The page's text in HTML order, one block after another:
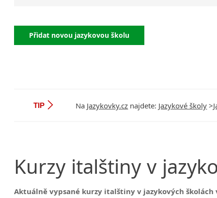
Přidat novou jazykovou školu
TIP Na Jazykovky.cz najdete: Jazykové školy >
Kurzy italštiny v
Aktuálně vypsané kurzy italštiny v jazykových